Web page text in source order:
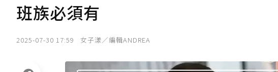
班族必須有
2025-07-30 17:59 女子漾／編輯ANDREA